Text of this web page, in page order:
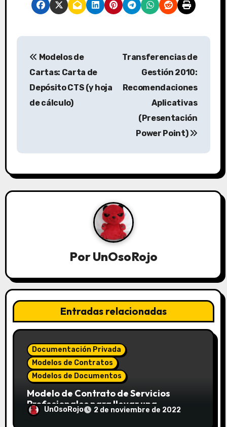
Modelos de
Cartas: Carta de
Depósito CTS (y hoja
de cálculo)
Transferencias de
Gestión 2010:
Recomendaciones
Aplicativas
(Presentación
Power Point)
PorUnOsoRojo
Entradas relacionadas
Documentación Privada
Modelos de Contratos
Modelos de Documentos
Modelo de Contrato de Servicios
Profesionales para llevar una
Contabilidad externa
UnOsoRojo 2 de noviembre de 2022